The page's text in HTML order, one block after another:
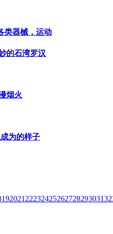
类器械，运动
的石湾罗汉
烟火
为的样子
192021 2223242526272829303132